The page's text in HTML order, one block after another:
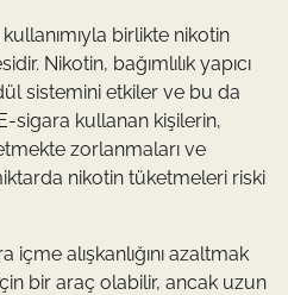
birlikte nikotin
Nikotin, bağımlılık yapıcı
sistemini etkiler ve bu da
sigara kullanan kişilerin,
zorlanmaları ve
nikotin tüketmeleri riski
içme alışkanlığını azaltmak
bir araç olabilir, ancak uzun